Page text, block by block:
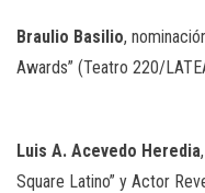
Braulio Basilio,
Awards” (Teatro 220/
Luis A. Acevedo Heredia
Square Latino” y Actor